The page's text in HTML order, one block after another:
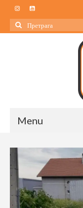
Search
for:
Menu
Почетна
О нама
О нама